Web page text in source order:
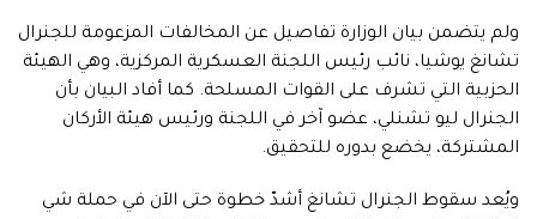
ولم يتضمن بيان الوزارة تفاصيل عن المخالفات المزعومة للجنرال
تشانغ يوشيا، نائب رئيس اللجنة العسكرية المركزية، وهي الهيئة
الحزبية التي تشرف على القوات المسلحة. كما أفاد البيان بأن
الجنرال ليو تشنلي، عضو آخر في اللجنة ورئيس هيئة الأركان
المشتركة، يخضع بدوره للتحقيق.
ويُعد سقوط الجنرال تشانغ أشدّ خطوة حتى الآن في حملة شي